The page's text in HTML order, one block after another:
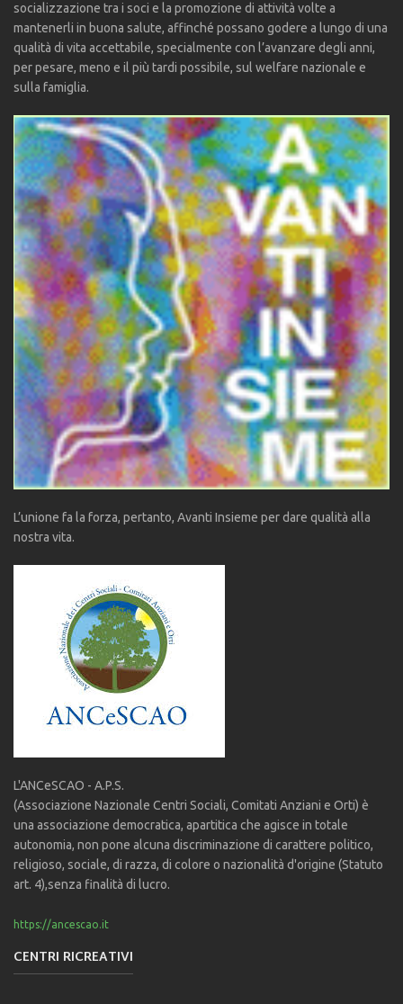
socializzazione tra i soci e la promozione di attività volte a
mantenerli in buona salute, affinché possano godere a lungo di una
qualità di vita accettabile, specialmente con l’avanzare degli anni,
per pesare, meno e il più tardi possibile, sul welfare nazionale e
sulla famiglia.
L’unione fa la forza, pertanto, Avanti Insieme per dare qualità alla
nostra vita.
L'ANCeSCAO - A.P.S.
(Associazione Nazionale Centri Sociali, Comitati Anziani e Orti) è
una associazione democratica, apartitica che agisce in totale
autonomia, non pone alcuna discriminazione di carattere politico,
religioso, sociale, di razza, di colore o nazionalità d'origine (Statuto
art. 4),senza finalità di lucro.
https://ancescao.it
CENTRI RICREATIVI